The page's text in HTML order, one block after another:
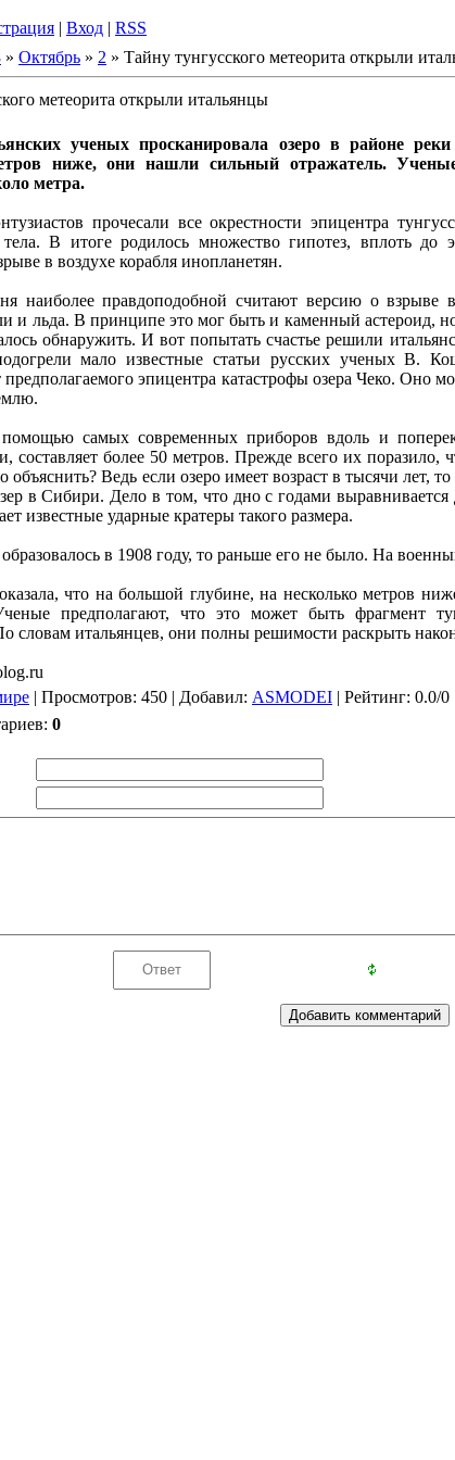
| Вход | RSS
» Октябрь » 2 » Тайну тунгусского метеорита открыли
метеорита открыли итальянцы
ученых просканировала озеро в районе
ниже, они нашли сильный отражатель.
метра.
прочесали все окрестности эпицентра
тела. В итоге родилось множество гипотез, вплоть до
в воздухе корабля инопланетян.
наиболее правдоподобной считают версию о взрыве
и льда. В принципе это мог быть и каменный астероид,
обнаружить. И вот попытать счастье решили
мало известные статьи русских ученых В.
предполагаемого эпицентра катастрофы озера Чеко. Оно
самых современных приборов вдоль и
составляет более 50 метров. Прежде всего их
объяснить? Ведь если озеро имеет возраст в тысячи лет,
в Сибири. Дело в том, что дно с годами
известные ударные кратеры такого размера.
в 1908 году, то раньше его не было. На
что на большой глубине, на несколько метров
предполагают, что это может быть фрагмент
словам итальянцев, они полны решимости раскрыть
| Просмотров: 450 | Добавил: ASMODEI | Рейтинг: 0.0/0 |
: 0